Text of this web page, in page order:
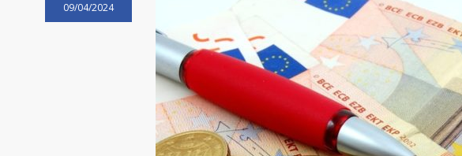
09/04/2024